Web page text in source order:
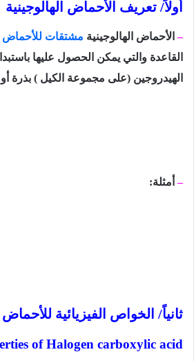
أولاً/ تعريف الأحماض الهالوجينية
– الأحماض الهالوجينية مشتقات للأحماض
القاعدة والتي يمكن الحصول عليها
الهيدروجين (على مجموعة الكيل ) بذرة
– أمثلة:
ثانياً/ الخواص الفيزيائية للأحماض
of Halogen carboxylic acid